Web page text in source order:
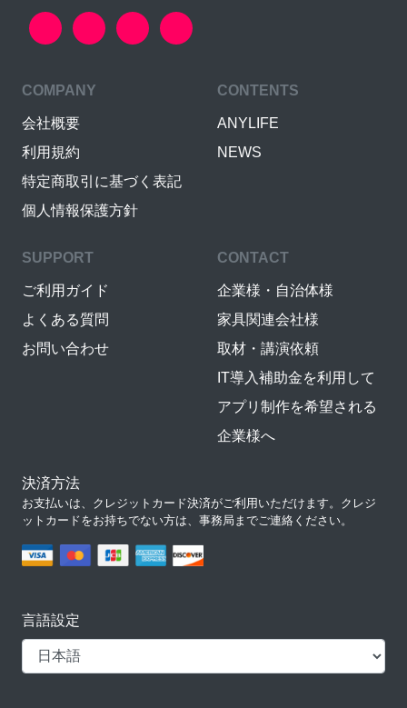
COMPANY
会社概要
利用規約
特定商取引に基づく表記
個人情報保護方針
CONTENTS
ANYLIFE
NEWS
SUPPORT
ご利用ガイド
よくある質問
お問い合わせ
CONTACT
企業様・自治体様
家具関連会社様
取材・講演依頼
IT導入補助金を利用して
アプリ制作を希望される
企業様へ
決済方法
お支払いは、クレジットカード決済がご利用いただけます。クレジ
ットカードをお持ちでない方は、事務局までご連絡ください。
言語設定